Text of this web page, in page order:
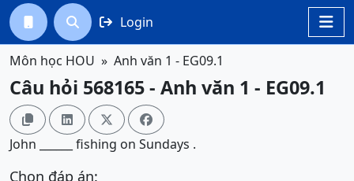

  Login
Môn học HOU Anh văn 1 - EG09.1
Câu hỏi 568165 - Anh văn 1 - EG09.1
   
John ______ fishing on Sundays .
Chọn đáp án: